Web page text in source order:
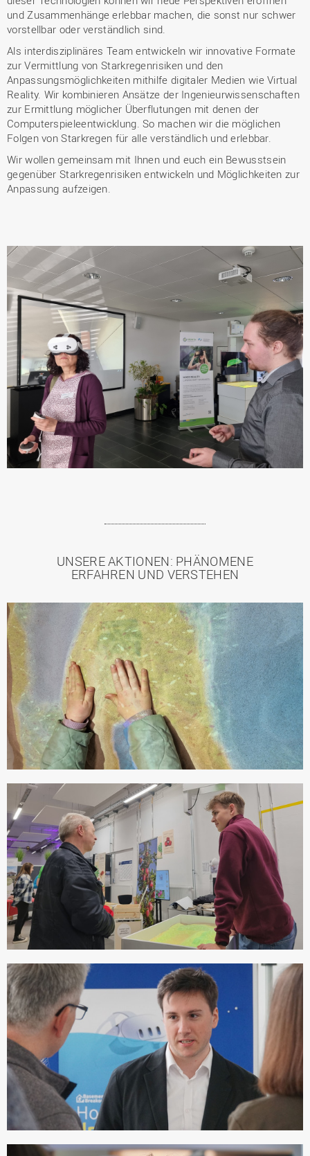
und Zusammenhänge erlebbar machen, die sonst nur schwer
vorstellbar oder verständlich sind.
Als interdisziplinäres Team entwickeln wir innovative Formate
zur Vermittlung von Starkregenrisiken und den
Anpassungsmöglichkeiten mithilfe digitaler Medien wie Virtual
Reality. Wir kombinieren Ansätze der Ingenieurwissenschaften
zur Ermittlung möglicher Überflutungen mit denen der
Computerspieleentwicklung. So machen wir die möglichen
Folgen von Starkregen für alle verständlich und erlebbar.
Wir wollen gemeinsam mit Ihnen und euch ein Bewusstsein
gegenüber Starkregenrisiken entwickeln und Möglichkeiten zur
Anpassung aufzeigen.
UNSERE AKTIONEN: PHÄNOMENE
ERFAHREN UND VERSTEHEN